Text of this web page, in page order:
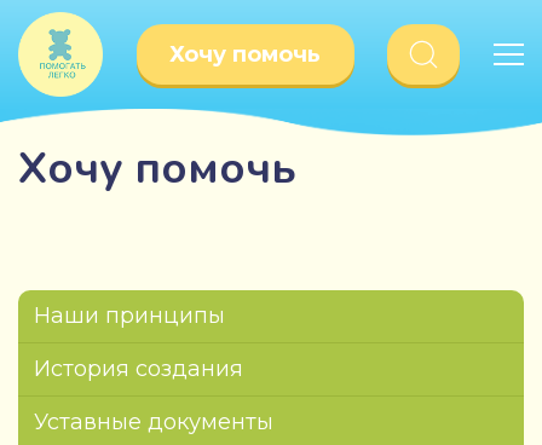
Хочу помочь
Хочу помочь
Наши принципы
История создания
Уставные документы